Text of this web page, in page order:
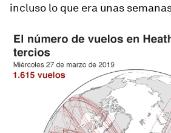
incluso lo que era unas